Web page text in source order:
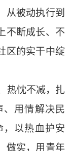
从被动执行到
不断成长、不
区的实干中绽
热忱不减，扎
用情解决民
以热血护安
做实，用青年